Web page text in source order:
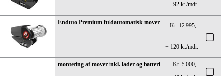
+ 92 kr./mdr.
Enduro Premium fuldautomatisk mover Kr. 12.995,-
+ 120 kr./mdr.
montering af mover inkl. lader og batteri
Kr. 5.000,-